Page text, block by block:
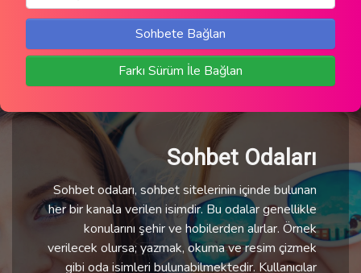
Sohbete Bağlan
Farkı Sürüm İle Bağlan
Sohbet Odaları
Sohbet odaları, sohbet sitelerinin içinde bulunan
her bir kanala verilen isimdir. Bu odalar genellikle
konularını şehir ve hobilerden alırlar. Örnek
verilecek olursa; yazmak, okuma ve resim çizmek
gibi oda isimleri bulunabilmektedir. Kullanıcılar